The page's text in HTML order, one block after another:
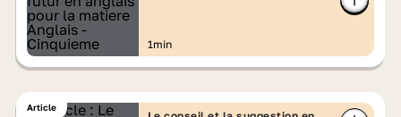
1min
Article